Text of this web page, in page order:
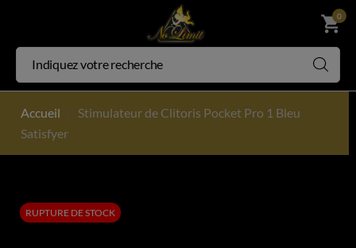
shopping_cart
0
Accueil
Stimulateur de Clitoris Pocket Pro 1 Bleu
Satisfyer
RUPTURE DE STOCK